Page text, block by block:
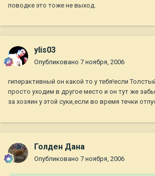
поводке это тоже не выход.
ylis03
Опубликовано 7 ноября, 2006
гиперактивный он какой то у тебя!если
просто уходим в другое место и он тут же
за хозяин у этой суки,если во время течки
Голден Дана
Опубликовано 7 ноября, 2006